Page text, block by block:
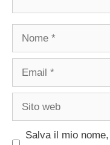
Nome
Email
Sito
Salva il mio